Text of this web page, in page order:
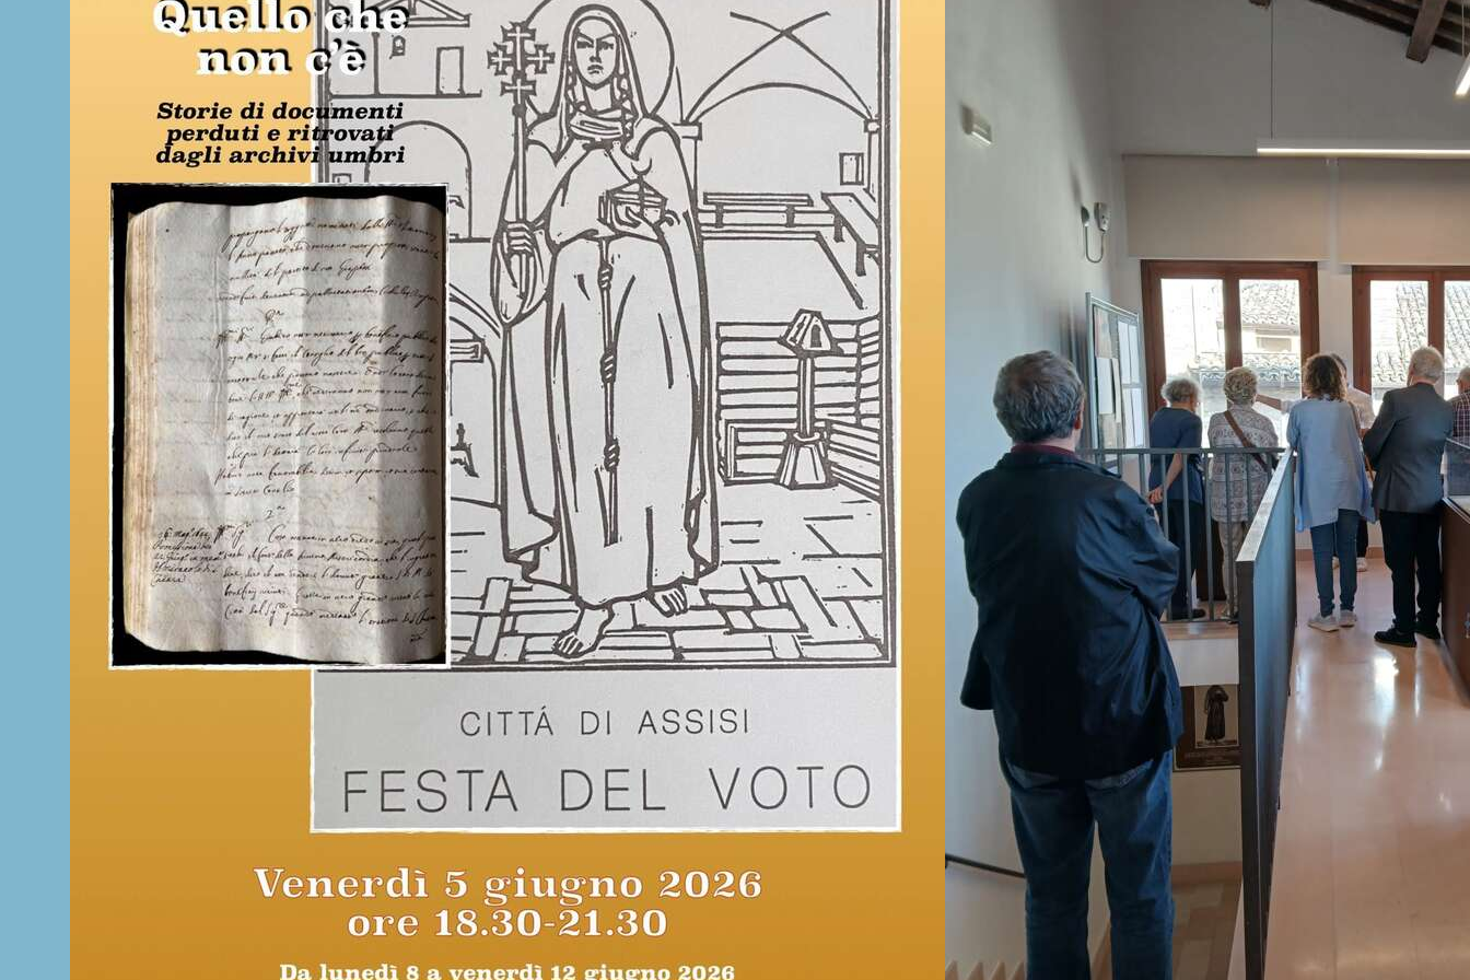
detta memoria ogni anno nel sopraddetto giorno [22 giugno]».
Con l’ingresso dell’Umbria nello stato unitario la festa del voto non viene
più celebrata, fino a che è inserita nel calendario cittadino il 22 giugno
1923 da Fortini, il quale l’aveva proposta da consigliere comunale e
presidente dell’Accademia Properziana il 24 giugno 1922, come ricordo
della liberazione della città dalle truppe di Federico II e dei caduti della
grande guerra. All’Accademia Properziana è affidato il compito di
studiarne le modalità.
Nella visione di Fortini essa rinsalda il vincolo tra il popolo e la Santa, è
la «Festa del Comune. Festa della Patria liberata». La sera della vigilia la
città fu illuminata con fiaccole per rievocare la veglia di preghiera di
Chiara e delle consorelle in San Damiano. La mattina del 22 giugno una
processione di religiosi, partendo dalla Cattedrale, si congiungeva in
Piazza del Comune con il corteo del Sindaco per proseguire fino al
santuario di San Damiano. Durante la celebrazione religiosa, come da
antica tradizione, vennero offerti i ceri votivi. In quella prima
rievocazione, il Comune fece dono a tutti i cittadini di una coccarda con
i colori comunali, blu e rosso.
PEOPLE
Personale della Sezione di Archivio di Stato di Assisi